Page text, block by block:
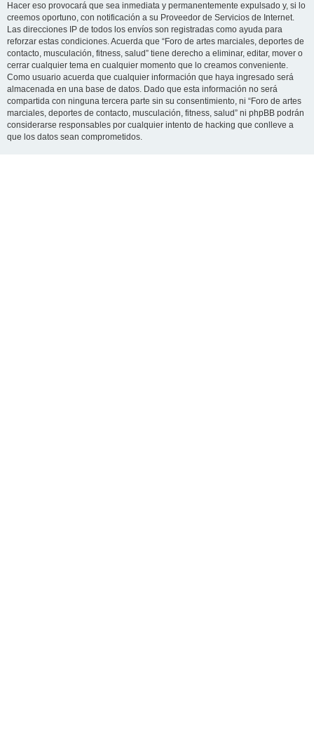
Hacer eso provocará que sea inmediata y permanentemente expulsado y, si lo
creemos oportuno, con notificación a su Proveedor de Servicios de Internet.
Las direcciones IP de todos los envíos son registradas como ayuda para
reforzar estas condiciones. Acuerda que “Foro de artes marciales, deportes de
contacto, musculación, fitness, salud” tiene derecho a eliminar, editar, mover o
cerrar cualquier tema en cualquier momento que lo creamos conveniente.
Como usuario acuerda que cualquier información que haya ingresado será
almacenada en una base de datos. Dado que esta información no será
compartida con ninguna tercera parte sin su consentimiento, ni “Foro de artes
marciales, deportes de contacto, musculación, fitness, salud” ni phpBB podrán
considerarse responsables por cualquier intento de hacking que conlleve a
que los datos sean comprometidos.